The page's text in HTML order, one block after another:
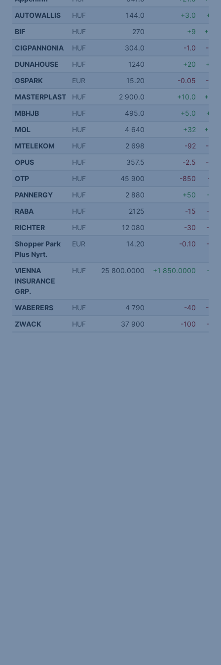
AUTOWALLIS
HUF 144.0 +3.0
BIF
HUF 270 +9
CIGPANNONIA
HUF 304.0 -1.0
-
DUNAHOUSE
HUF 1240 +20
GSPARK
EUR 15.20 -0.05
-
MASTERPLAST
HUF 2 900.0 +10.0
MBHJB
HUF 495.0 +5.0
MOL
HUF 4 640 +32
MTELEKOM
HUF 2 698 -92
-
OPUS
HUF 357.5 -2.5
-
OTP
HUF 45 900 -850
-
PANNERGY
HUF 2 880 +50
RABA
HUF 2125 -15
-
RICHTER
HUF 12 080 -30
-
Shopper Park
Plus Nyrt.
EUR 14.20 -0.10 -
VIENNA
INSURANCE
GRP.
HUF 25 800.0000 +1 850.0000
WABERERS HUF 4 790 -40
-
ZWACK
HUF 37 900 -100 -